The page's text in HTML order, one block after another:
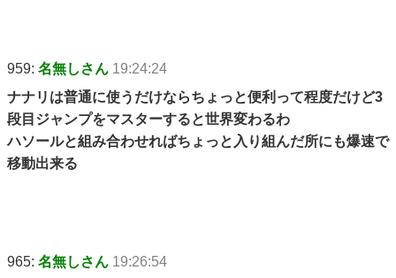
959: 名無しさん 19:24:24
ナナリは普通に使うだけならちょっと便利って程度だけど3
段目ジャンプをマスターすると世界変わるわ
ハソールと組み合わせればちょっと入り組んだ所にも爆速で
移動出来る
965: 名無しさん 19:26:54